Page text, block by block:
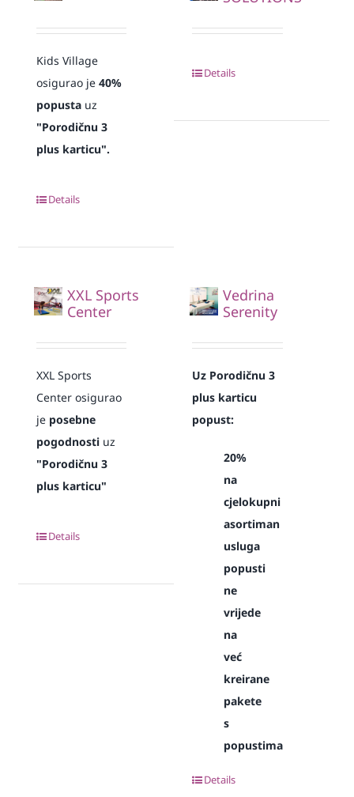
Kids Village
osigurao je40%
popustauz
"Porodičnu 3
plus karticu".
Details
Details
XXL Sports
Center
XXL Sports
Center osigurao
je posebne
pogodnostiuz
"Porodičnu 3
plus karticu"
Details
Vedrina
Serenity
Uz Porodičnu 3
plus karticu
popust:
20%
na
cjelokupni
asortiman
usluga
popusti
ne
vrijede
na
već
kreirane
pakete
s
popustima
Details